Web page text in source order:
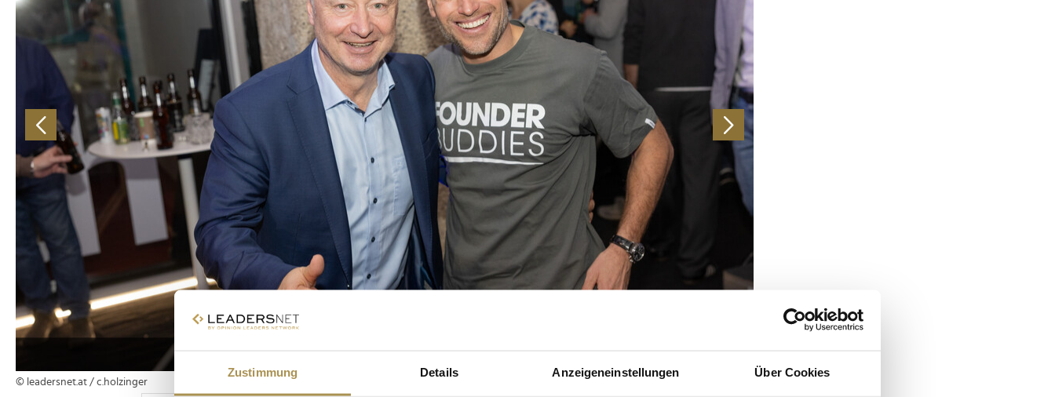
Zustimmung Details Anzeigeneinstellungen Über Cookies
© leadersnet.at / c.holzinger